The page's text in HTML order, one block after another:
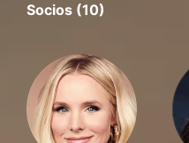
Socios (10)